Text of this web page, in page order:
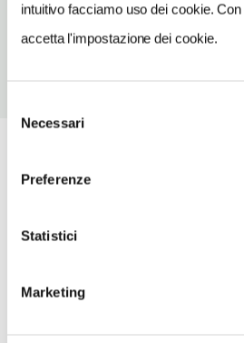
intuitivo facciamo uso dei cookie.
accetta l'impostazione dei cookie.
delNecessari
Preferenze
Statistici
Marketing
0552343666